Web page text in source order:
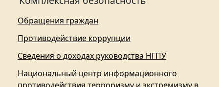
Обращения граждан
Противодействие коррупции
Сведения о доходах руководства НГПУ
Национальный центр информационного